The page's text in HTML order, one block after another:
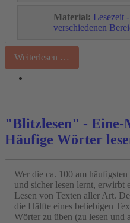
Material: Lesezeit
verschiedenen
Weiterlesen …
"Blitzlesen" - Eine-
Häufige Wörter
Wer die ca. 100 am
und sicher lesen lernt, erwirbt
Lesen von Texten aller Art.
die Hälfte eines beliebigen
Wörter zu üben (zu lesen und